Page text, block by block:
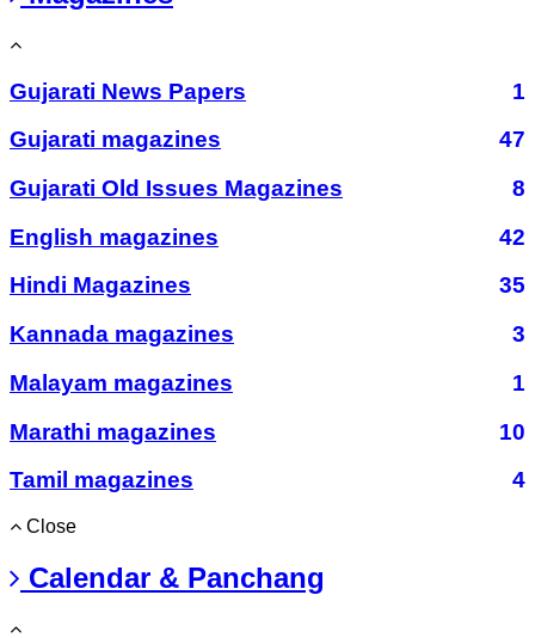
Gujarati News Papers
1
Gujarati magazines
47
Gujarati Old Issues Magazines
8
English magazines
42
Hindi Magazines
35
Kannada magazines
3
Malayam magazines
1
Marathi magazines
10
Tamil magazines
4
Close
Calendar & Panchang